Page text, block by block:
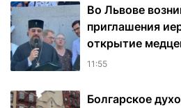
Во Львове
приглашения
открытие
11:55
Болгарское